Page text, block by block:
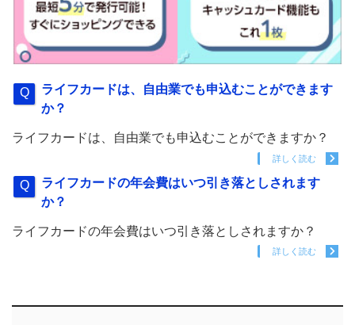
ライフカードは、自由業でも申込むことができます
か？
ライフカードは、自由業でも申込むことができますか？
詳しく読む
ライフカードの年会費はいつ引き落としされます
か？
ライフカードの年会費はいつ引き落としされますか？
詳しく読む